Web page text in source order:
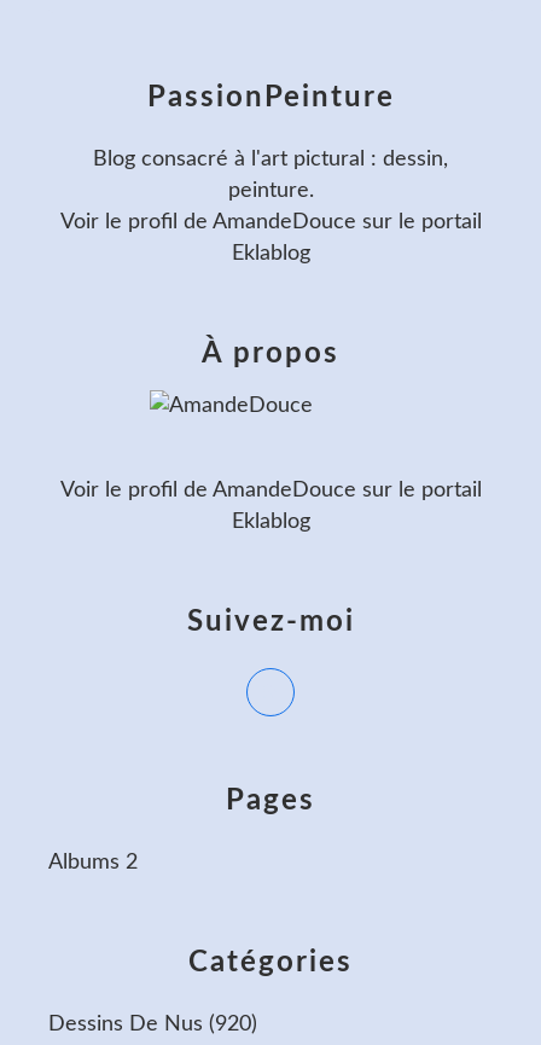
Catégories
Dessins De Nus (920)
Pages
Albums 2
PassionPeinture
Blog consacré à l'art pictural : dessin,
peinture.
Voir le profil de AmandeDouce sur le portail
Eklablog
Suivez-moi
À propos
Voir le profil de AmandeDouce sur le portail
Eklablog